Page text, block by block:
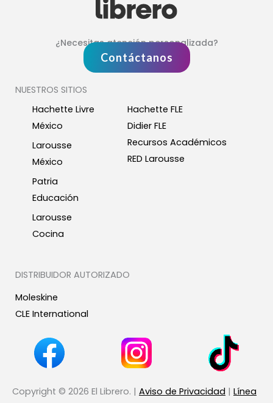
¿Necesitas atención personalizada?
Contáctanos
NUESTROS SITIOS
Hachette Livre
México
Larousse
México
Patria
Educación
Larousse
Cocina
Hachette FLE
Didier FLE
Recursos Académicos
RED Larousse
DISTRIBUIDOR AUTORIZADO
Moleskine
CLE International
Copyright © 2026 El Librero. | Aviso de Privacidad | Línea